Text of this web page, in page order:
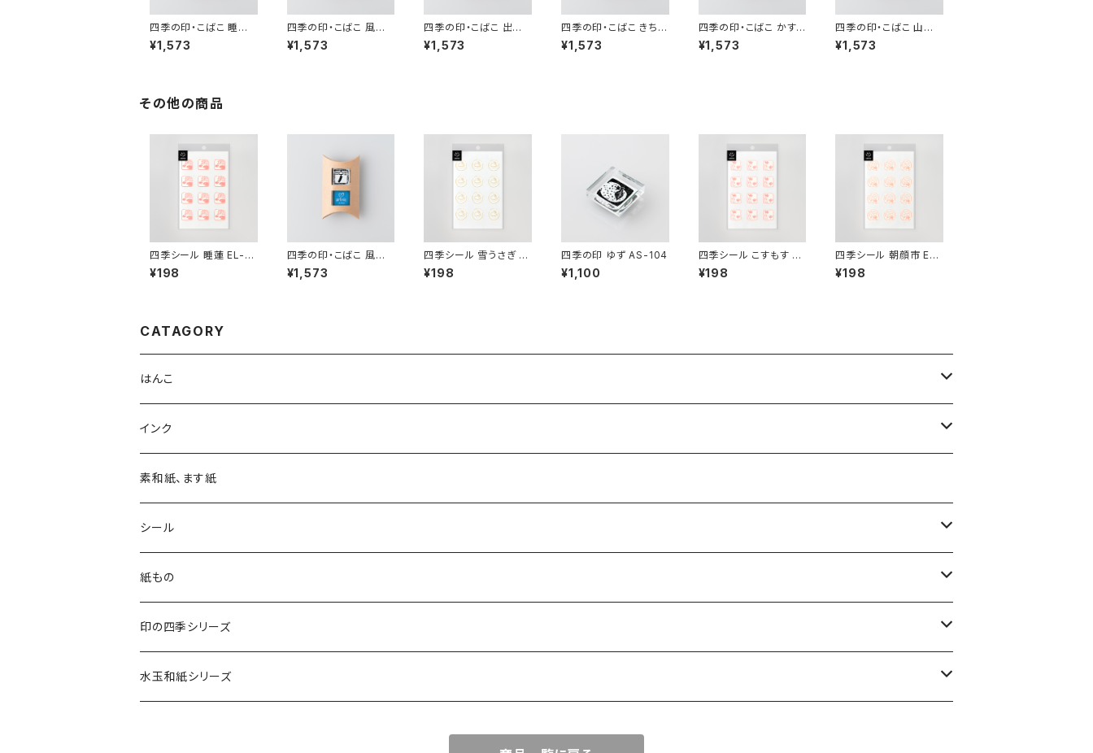
四季の印・こばこ 睡蓮
KB-168
¥1,573
四季の印・こばこ 風鈴
KB-130
¥1,573
四季の印・こばこ 出目
金 KB-171
¥1,573
四季の印・こばこ きちこ
う KB-113
¥1,573
四季の印・こばこ かす
み富士 KB-4
¥1,573
四季の印・こばこ 山鳩
KB-211
¥1,573
その他の商品
四季シール 睡蓮 EL-16
8
¥198
四季の印・こばこ 風鈴
KB-130
¥1,573
四季シール 雪うさぎ EL
-34
¥198
四季の印 ゆず AS-104
¥1,100
四季シール こすもす EL
-159
¥198
四季シール 朝顔市 EL-
128
¥198
CATAGORY
はんこ
四季の印
四季の印・こばこ
木印
文字印
インク
アートニックS
デリカータ
バーサカラー
素和紙、ます紙
シール
四季シール
紙もの
カード・はがき
カード
レターセット・便箋
印の四季シリーズ
四季の印
水玉和紙シリーズ